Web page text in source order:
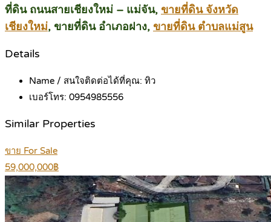
ที่ดิน ถนนสายเชียงใหม่ – แม่จัน, ขายที่ดิน จังหวัด
เชียงใหม่, ขายที่ดิน อำเภอฝาง, ขายที่ดิน ตำบลแม่สูน
Details
Name / สนใจติดต่อได้ที่คุณ: ทิว
เบอร์โทร: 0954985556
Similar Properties
ขาย For Sale
59,000,000฿